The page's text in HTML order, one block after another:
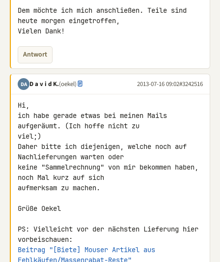
Dem möchte ich mich anschließen. Teile sind
heute morgen eingetroffen,
Vielen Dank!
Antwort
DA D a v i d K.(oekel) 2013-07-16 09:02#3242516
Hi,
ich habe gerade etwas bei meinen Mails
aufgeräumt. (Ich hoffe nicht zu
viel;)
Daher bitte ich diejenigen, welche noch auf
Nachlieferungen warten oder
keine "Sammelrechnung" von mir bekommen haben,
noch Mal kurz auf sich
aufmerksam zu machen.
Grüße Oekel
PS: Vielleicht vor der nächsten Lieferung hier
Beitrag "[Biete] Mouser Artikel aus
Fehlkäufen/Massenrabat-Reste"